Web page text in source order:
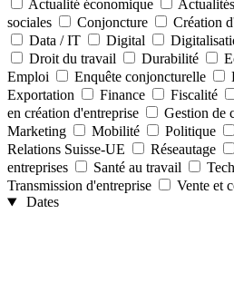
Actualité économique
sociales
Conjoncture Création
Data / IT
Digital
Droit du travail
Durabilité
Emploi
Enquête conjoncturelle
Exportation
Finance Fiscalité
en création d'entreprise
Gestion de
Marketing
Mobilité Politique
Relations Suisse-UE
Réseautage
entreprises
Santé au travail
Transmission d'entreprise
Vente et
Dates